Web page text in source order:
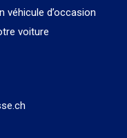
véhicule d’occasion
voiture